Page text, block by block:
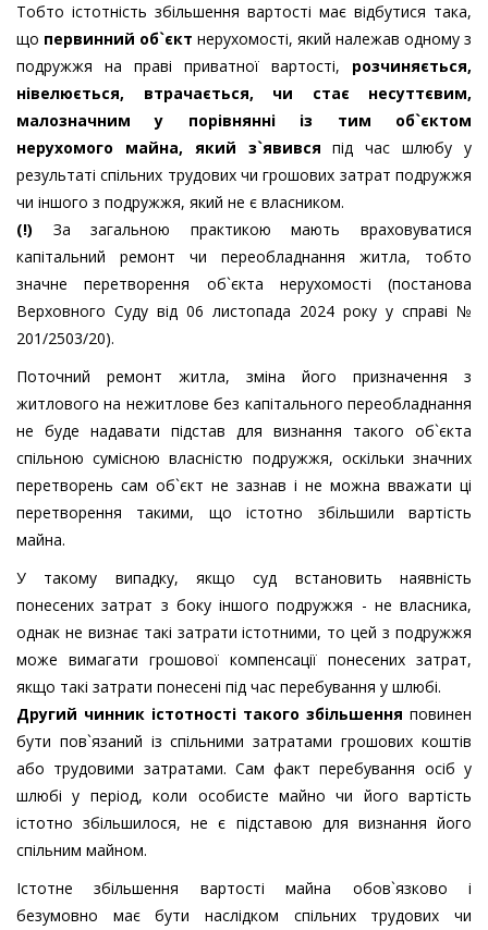
Тобто істотність збільшення вартості має відбутися така,
що первинний об`єкт нерухомості, який належав одному з
подружжя на праві приватної вартості, розчиняється,
нівелюється, втрачається, чи стає несуттєвим,
малозначним у порівнянні із тим об`єктом
нерухомого майна, який з`явився під час шлюбу у
результаті спільних трудових чи грошових затрат подружжя
чи іншого з подружжя, який не є власником.
(!) За загальною практикою мають враховуватися
капітальний ремонт чи переобладнання житла, тобто
значне перетворення об`єкта нерухомості (постанова
Верховного Суду від 06 листопада 2024 року у справі №
201/2503/20).
Поточний ремонт житла, зміна його призначення з
житлового на нежитлове без капітального переобладнання
не буде надавати підстав для визнання такого об`єкта
спільною сумісною власністю подружжя, оскільки значних
перетворень сам об`єкт не зазнав і не можна вважати ці
перетворення такими, що істотно збільшили вартість
майна.
У такому випадку, якщо суд встановить наявність
понесених затрат з боку іншого подружжя - не власника,
однак не визнає такі затрати істотними, то цей з подружжя
може вимагати грошової компенсації понесених затрат,
якщо такі затрати понесені під час перебування у шлюбі.
Другий чинник істотності такого збільшення повинен
бути пов`язаний із спільними затратами грошових коштів
або трудовими затратами. Сам факт перебування осіб у
шлюбі у період, коли особисте майно чи його вартість
істотно збільшилося, не є підставою для визнання його
спільним майном.
Істотне збільшення вартості майна обов`язково і
безумовно має бути наслідком спільних трудових чи